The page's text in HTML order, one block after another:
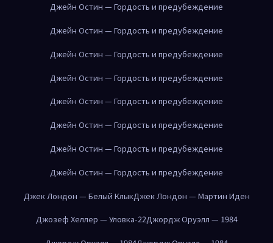
Джейн Остин — Гордость и предубеждение
Джейн Остин — Гордость и предубеждение
Джейн Остин — Гордость и предубеждение
Джейн Остин — Гордость и предубеждение
Джейн Остин — Гордость и предубеждение
Джейн Остин — Гордость и предубеждение
Джейн Остин — Гордость и предубеждение
Джейн Остин — Гордость и предубеждение
Джек Лондон — Белый КлыкДжек Лондон — Мартин Иден
Джозеф Хеллер — Уловка-22Джордж Оруэлл — 1984